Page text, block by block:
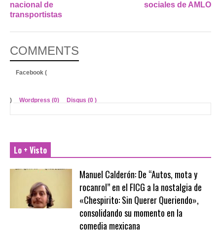
nacional de
transportistas
sociales de AMLO
COMMENTS
Facebook (
) Wordpress (0) Disqus (0 )
Lo + Visto
Manuel Calderón: De “Autos, mota y
rocanrol” en el FICG a la nostalgia de
«Chespirito: Sin Querer Queriendo»,
consolidando su momento en la
comedia mexicana